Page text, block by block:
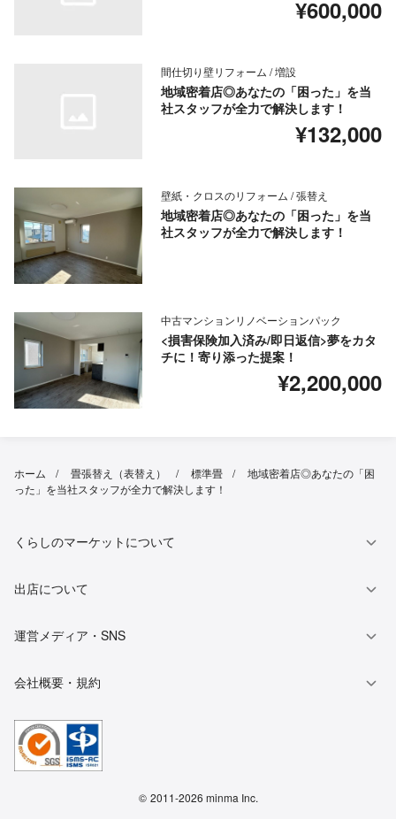
¥600,000
間仕切り壁リフォーム / 増設
地域密着店◎あなたの「困った」を当
社スタッフが全力で解決します！
¥132,000
壁紙・クロスのリフォーム / 張替え
地域密着店◎あなたの「困った」を当
社スタッフが全力で解決します！
中古マンションリノベーションパック
<損害保険加入済み/即日返信>夢をカタ
チに！寄り添った提案！
¥2,200,000
ホーム 畳張替え（表替え） 標準畳
地域密着店◎あなたの「困
った」を当社スタッフが全力で解決します！
くらしのマーケットについて
出店について
運営メディア・SNS
会社概要・規約
© 2011-2026 minma Inc.